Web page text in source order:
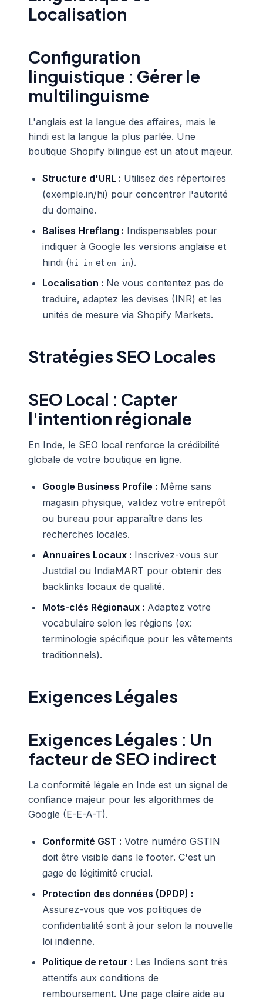
Localisation
Configuration
linguistique : Gérer le
multilinguisme
L'anglais est la langue des affaires, mais le
hindi est la langue la plus parlée. Une
boutique Shopify bilingue est un atout majeur.
Structure d'URL : Utilisez des répertoires
(exemple.in/hi) pour concentrer l'autorité
du domaine.
Balises Hreflang : Indispensables pour
indiquer à Google les versions anglaise et
hindi ( hi-in et en-in).
Localisation : Ne vous contentez pas de
traduire, adaptez les devises (INR) et les
unités de mesure via Shopify Markets.
Stratégies SEO Locales
SEO Local : Capter
l'intention régionale
En Inde, le SEO local renforce la crédibilité
globale de votre boutique en ligne.
Google Business Profile : Même sans
magasin physique, validez votre entrepôt
ou bureau pour apparaître dans les
recherches locales.
Annuaires Locaux : Inscrivez-vous sur
Justdial ou IndiaMART pour obtenir des
backlinks locaux de qualité.
Mots-clés Régionaux : Adaptez votre
vocabulaire selon les régions (ex:
terminologie spécifique pour les vêtements
traditionnels).
Exigences Légales
Exigences Légales : Un
facteur de SEO indirect
La conformité légale en Inde est un signal de
confiance majeur pour les algorithmes de
Google (E-E-A-T).
Conformité GST : Votre numéro GSTIN
doit être visible dans le footer. C'est un
gage de légitimité crucial.
Protection des données (DPDP) :
Assurez-vous que vos politiques de
confidentialité sont à jour selon la nouvelle
loi indienne.
Politique de retour : Les Indiens sont très
attentifs aux conditions de
remboursement. Une page claire aide au